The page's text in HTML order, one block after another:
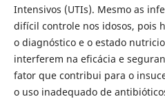
Intensivos (UTIs). Mesmo as
difícil controle nos idosos, pois
o diagnóstico e o estado
interferem na eficácia e
fator que contribui para o
o uso inadequado de